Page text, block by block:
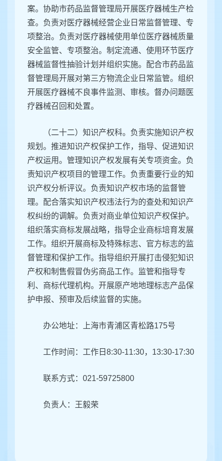
案。协助市药品监督管理局开展医疗器械生产检
查。负责对医疗器械经营企业日常监督管理、专
项整治。负责对医疗器械使用单位医疗器械质量
安全监管、专项整治。制定流通、使用环节医疗
器械监督性抽验计划并组织实施。配合市药品监
督管理局开展对第三方物流企业日常监管。组织
开展医疗器械不良事件监测、审核。督办问题医
疗器械召回和处置。
（二十二）知识产权科。负责实施知识产权
规划。推进知识产权保护工作，指导、促进知识
产权运用。管理知识产权发展有关专项资金。负
责知识产权项目的管理工作。负责重要行业的知
识产权分析评议。负责知识产权市场的监督管
理。配合落实知识产权违法行为的查处和知识产
权纠纷的调解。负责对商业单位知识产权保护。
组织落实商标发展战略，指导企业商标培育发展
工作。组织开展商标及特殊标志、官方标志的监
督管理和保护工作。指导组织开展打击侵犯知识
产权和制售假冒伪劣商品工作。监管和指导专
利、商标代理机构。开展原产地地理标志产品保
护申报、预审及后续监督的实施。
办公地址： 上海市青浦区青松路175号
工作时间：工作日8:30-11:30，13:30-17:30
联系方式：021-59725800
负责人：王毅荣